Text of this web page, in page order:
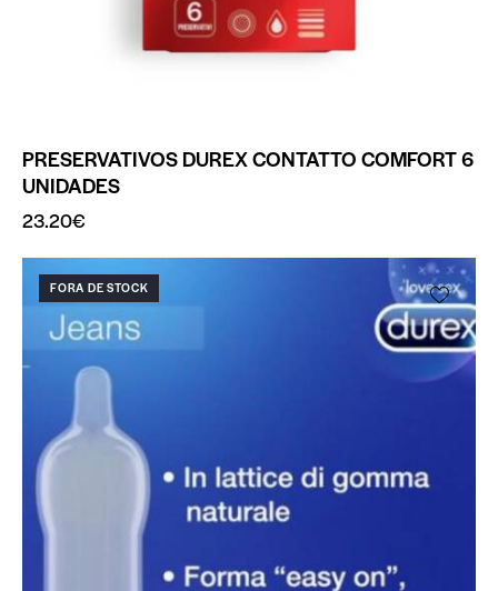
PRESERVATIVOS DUREX CONTATTO COMFORT 6
UNIDADES
23.20€
FORA DE STOCK